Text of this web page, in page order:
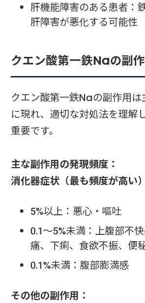
肝機能障害のある患者：
肝障害が悪化する可能性
クエン酸第一鉄Naの副
クエン酸第一鉄Naの副作用は
に現れ、適切な対処法を理解
重要です。
主な副作用の発現頻度：
消化器症状（最も頻度が高い
5%以上：悪心・嘔吐
0.1～5%未満：上腹部不
痛、下痢、食欲不振、便
0.1%未満：腹部膨満感
その他の副作用：